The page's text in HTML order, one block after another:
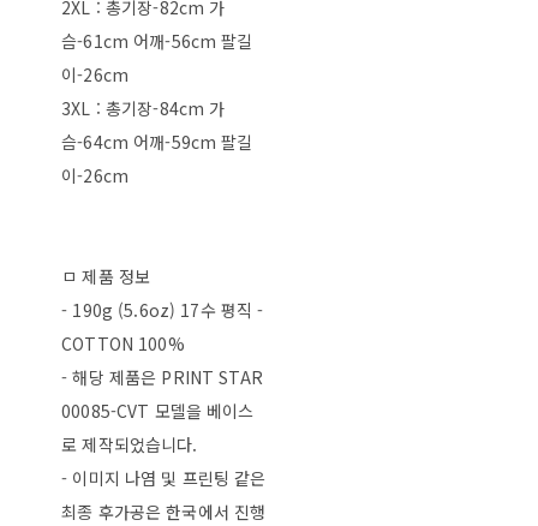
2XL : 총기장-82cm 가
슴-61cm 어깨-56cm 팔길
이-26cm
3XL : 총기장-84cm 가
슴-64cm 어깨-59cm 팔길
이-26cm
ㅁ 제품 정보
- 190g (5.6oz) 17수 평직 -
COTTON 100%
- 해당 제품은 PRINT STAR
00085-CVT 모델을 베이스
로 제작되었습니다.
- 이미지 나염 및 프린팅 같은
최종 후가공은 한국에서 진행